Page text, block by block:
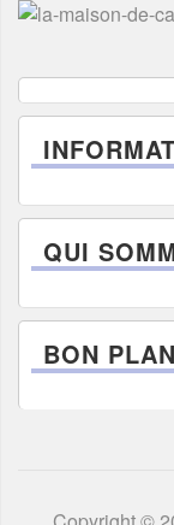
QUI
BON PLAN